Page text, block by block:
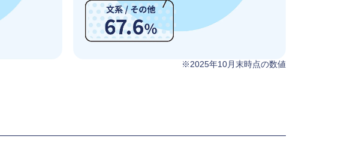
※2025年10月末時点の数値